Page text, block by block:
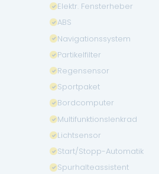
Elektr. Fensterheber
ABS
Navigationssystem
Partikelfilter
Regensensor
Sportpaket
Bordcomputer
Multifunktionslenkrad
Lichtsensor
Start/Stopp-Automatik
Spurhalteassistent